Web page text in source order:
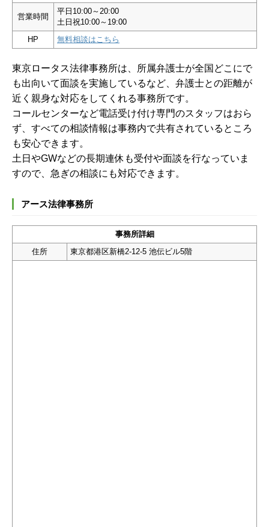
営業時間
平日10:00～20:00
土日祝10:00～19:00
HP
無料相談はこちら
東京ロータス法律事務所は、所属弁護士が全国どこにで
も出向いて面談を実施しているなど、弁護士との距離が
近く親身な対応をしてくれる事務所です。
コールセンターなど電話受け付け専門のスタッフはおら
ず、すべての相談情報は事務内で共有されているところ
も安心できます。
土日やGWなどの長期連休も受付や面談を行なっていま
すので、急ぎの相談にも対応できます。
アース法律事務所
事務所詳細
住所
東京都港区新橋2-12-5 池伝ビル5階